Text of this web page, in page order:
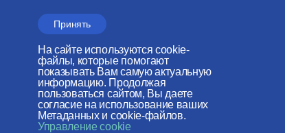
Принять
На сайте используются cookie-
файлы, которые помогают
показывать Вам самую актуальную
информацию. Продолжая
пользоваться сайтом, Вы даете
согласие на использование ваших
Метаданных и cookie-файлов.
Управление cookie
Российского фонда мира
Веб-сайт создан при содействии
Фонда поддержки христианской
культуры и наследия
Мы в социальных сетях: